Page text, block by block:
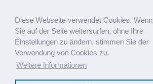
Diese Webseite verwendet Cookies. Wenn
Sie auf der Seite weitersurfen, ohne Ihre
Einstellungen zu ändern, stimmen Sie der
Verwendung von Cookies zu.
Weitere Informationen